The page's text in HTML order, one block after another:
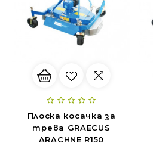
Плоска косачка за
трева GRAECUS
ARACHNE R150